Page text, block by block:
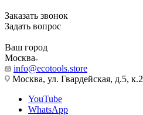
Заказать звонок
Задать вопрос
Ваш город
Москва
info@ecotools.store
Москва, ул. Гвардейская, д.5, к.2
YouTube
WhatsApp